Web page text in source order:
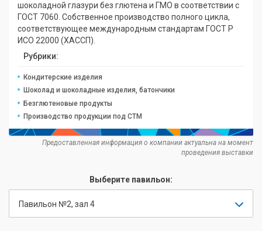
шоколадной глазури без глютена и ГМО в соответствии c
ГОСТ 7060. Собственное производство полного цикла,
соответствующее международным стандартам ГОСТ Р
ИСО 22000 (ХАССП).
Рубрики:
Кондитерские изделия
Шоколад и шоколадные изделия, батончики
Безглютеновые продукты
Производство продукции под СТМ
Предоставленная информация о компании актуальна на момент
проведения выставки
Выберите павильон:
Павильон №2, зал 4